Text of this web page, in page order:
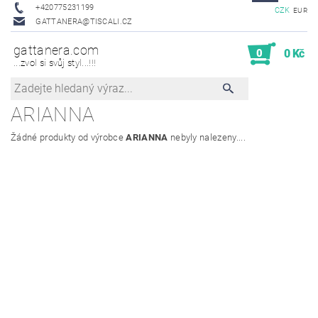
+420775231199
GATTANERA@TISCALI.CZ
CZK EUR
gattanera.com
...zvol si svůj styl...!!!
0 0 Kč
ARIANNA
Žádné produkty od výrobceARIANNA nebyly nalezeny....